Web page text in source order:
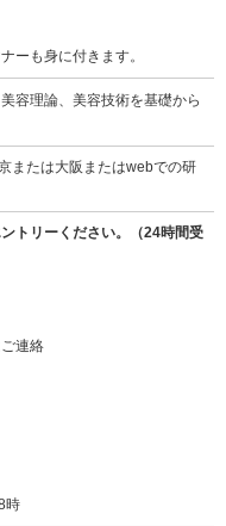
ーも身に付きます。
容理論、美容技術を基礎から
または大阪またはwebでの研
トリーください。（24時間受
連絡
時